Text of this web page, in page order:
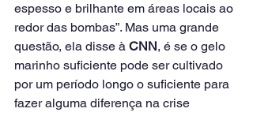
espesso e brilhante em áreas locais ao
redor das bombas”. Mas uma grande
questão, ela disse à CNN, é se o gelo
marinho suficiente pode ser cultivado
por um período longo o suficiente para
fazer alguma diferença na crise